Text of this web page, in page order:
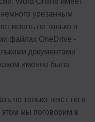
урезанным
искать не только в
файлах OneDrive -
документами
именно была
не только текст, но и
мы поговорим в